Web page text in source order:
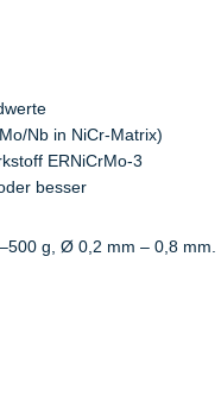
Nb in NiCr-Matrix)
ERNiCrMo-3
besser
g, Ø 0,2 mm – 0,8 mm.